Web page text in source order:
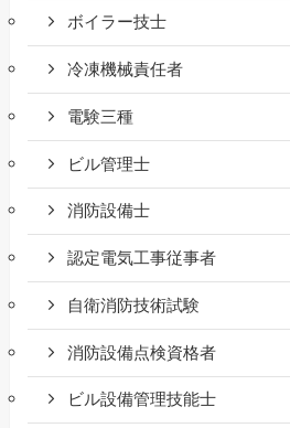
ボイラー技士
冷凍機械責任者
電験三種
ビル管理士
消防設備士
認定電気工事従事者
自衛消防技術試験
消防設備点検資格者
ビル設備管理技能士